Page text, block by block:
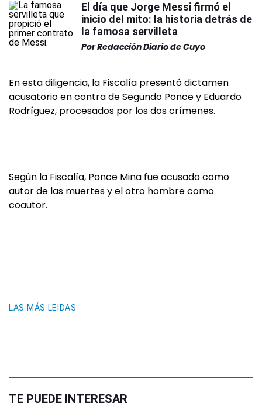
El día que Jorge Messi firmó el
inicio del mito: la historia detrás de
la famosa servilleta
PorRedacción Diario de Cuyo
En esta diligencia, la Fiscalía presentó dictamen
acusatorio en contra de Segundo Ponce y Eduardo
Rodríguez, procesados por los dos crímenes.
Según la Fiscalía, Ponce Mina fue acusado como
autor de las muertes y el otro hombre como
coautor.
LAS MÁS LEIDAS
TE PUEDE INTERESAR